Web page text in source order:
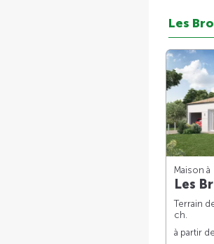
Les
Maison à
Les
Terrain
ch.
à partir de